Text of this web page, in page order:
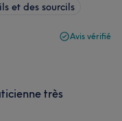
et des sourcils
Avis vérifié
très